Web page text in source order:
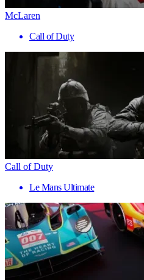
McLaren
Call of Duty
Call of Duty
Le Mans Ultimate